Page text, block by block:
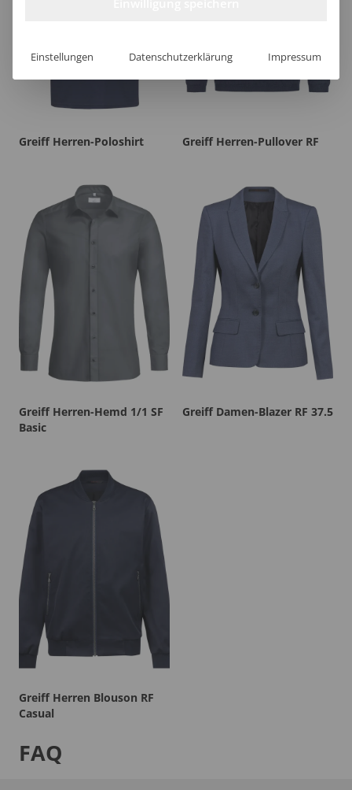
Greiff Herren-Poloshirt Greiff Herren-Pullover RF
Greiff Herren-Hemd 1/1 SF
Basic
Greiff Damen-Blazer RF 37.5
Greiff Herren Blouson RF
Casual
FAQ
Einstellungen Datenschutzerklärung Impressum